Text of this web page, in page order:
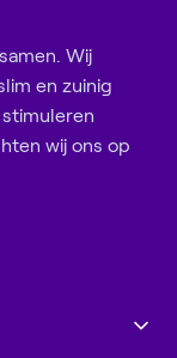
Wij
en zuinig
wij ons op